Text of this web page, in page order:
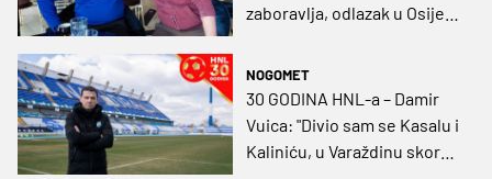
zaboravlja, odlazak u Osijek
Poljudu bih ranije možda
izgorio"
NOGOMET
30 GODINA HNL-a – Damir
Vuica: "Divio sam se Kasalu i
Kaliniću, u Varaždinu skoro